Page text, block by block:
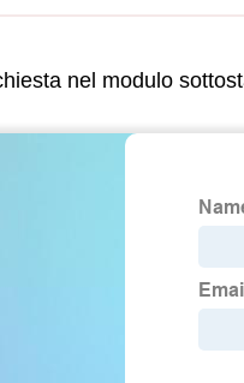
nel modulo